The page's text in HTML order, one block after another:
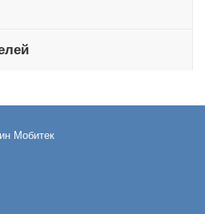
Мобитек